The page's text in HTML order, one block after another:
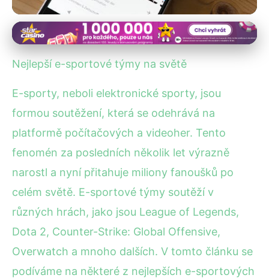
E-Sportové Týmy a Hráči
Top e-sportové týmy světa:
23. 1. 2026 · 5 min čtení · Autor: Petra Veselá
Nejlepší e-sportové týmy na světě
E-sporty, neboli elektronické sporty, jsou
formou soutěžení, která se odehrává na
platformě počítačových a videoher. Tento
fenomén za posledních několik let výrazně
narostl a nyní přitahuje miliony fanoušků po
celém světě. E-sportové týmy soutěží v
různých hrách, jako jsou League of Legends,
Dota 2, Counter-Strike: Global Offensive,
Overwatch a mnoho dalších. V tomto článku se
podíváme na některé z nejlepších e-sportových